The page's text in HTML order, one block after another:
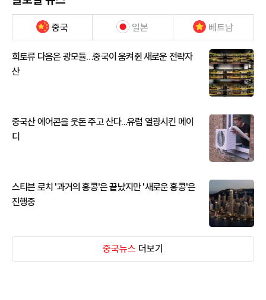
중국 일본 베트남
희토류 다음은 광모듈…중국이 움켜쥔 새로운 전략자
산
중국산 에어콘을 웃돈 주고 산다...유럽 열광시킨 메이
디
스티븐 로치 '과거의 홍콩'은 끝났지만 '새로운 홍콩'은
진행중
중국뉴스 더보기